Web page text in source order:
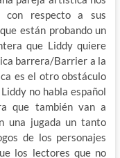
respecto a sus
están probando un
que Liddy quiere
barrera/Barrier a la
es el otro obstáculo
no habla español
que también van a
una jugada un tanto
de los personajes
los lectores que no